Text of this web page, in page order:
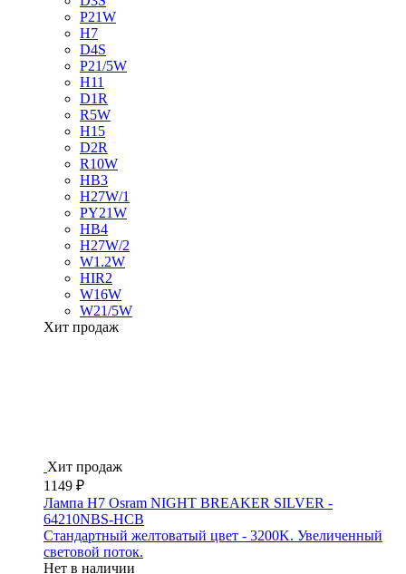
P21W
H7
D4S
P21/5W
H11
D1R
R5W
H15
D2R
R10W
HB3
H27W/1
PY21W
HB4
H27W/2
W1.2W
HIR2
W16W
W21/5W
Хит продаж
Хит продаж
1149 ₽
Лампа H7 Osram NIGHT BREAKER SILVER -
64210NBS-HCB
Стандартный желтоватый цвет - 3200K. Увеличенный
световой поток.
Нет в наличии